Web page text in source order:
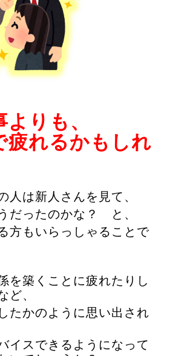
りも、
疲れるかもしれ
人は新人さんを見て、
ったのかな？ と、
方もいらっしゃることで
を築くことに疲れたりし
ど、
たかのように思い出され
イスできるようになって